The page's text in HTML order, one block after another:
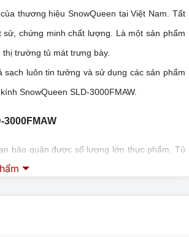
thương hiệu SnowQueen tại Việt Nam. Tất
chứng minh chất lượng. Là một sản phẩm
trường tủ mát trưng bày.
luôn tin tưởng và sử dụng các sản phẩm
SnowQueen SLD-3000FMAW.
bảo quản được số lượng lớn thực phẩm. Tủ
của từng giá đỡ giúp thực phẩm được bảo
chắn cũng như chịu được những tác động